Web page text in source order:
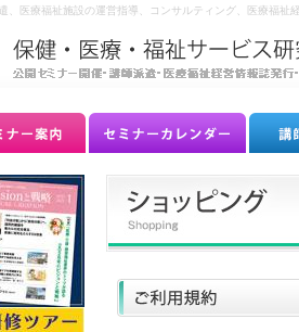
、医療福祉施設の運営指導、コンサルティング、医療福